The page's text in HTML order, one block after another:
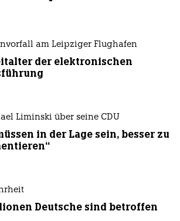
am Leipziger Flughafen
der elektronischen
Liminski über seine CDU
in der Lage sein, besser zu
Deutsche sind betroffen